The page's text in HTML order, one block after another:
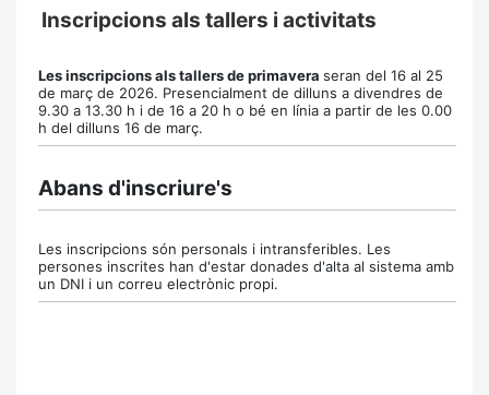
Inscripcions als tallers i activitats
Les inscripcions als tallers de primavera seran del 16 al 25
de març de 2026. Presencialment de dilluns a divendres de
9.30 a 13.30 h i de 16 a 20 h o bé en línia a partir de les 0.00
h del dilluns 16 de març.
Abans d'inscriure's
Les inscripcions són personals i intransferibles. Les
persones inscrites han d'estar donades d'alta al sistema amb
un DNI i un correu electrònic propi.